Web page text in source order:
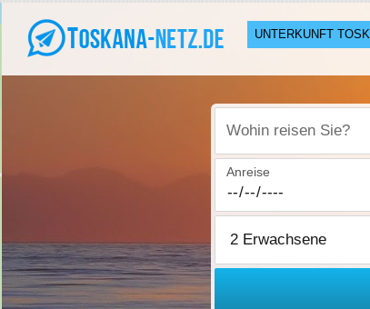
UNTERKUNFT
Wohin reisen Sie?
Anreise